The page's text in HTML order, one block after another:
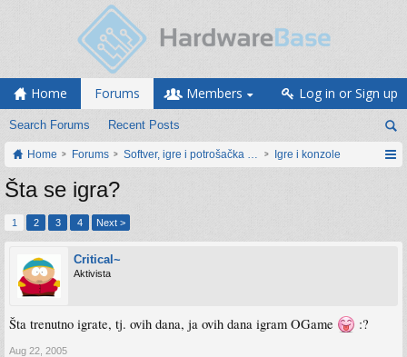
Home Forums
Search Forums Recent Posts
Members Log in or Sign up
Home Forums Softver, igre i potrošačka elektronikaIgre i konzole
Šta se igra?
1 2 3 4 Next >
Critical~
Aktivista
Šta trenutno igrate, tj. ovih dana, ja ovih dana igram OGame :?
Aug 22, 2005